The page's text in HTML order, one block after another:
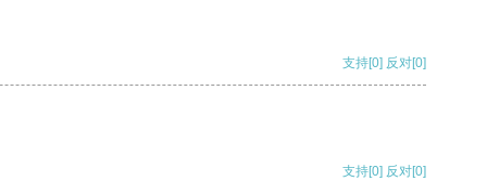
支持[0] 反对[0]
支持[0] 反对[0]